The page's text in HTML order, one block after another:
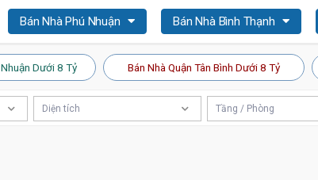
Bán Nhà Phú Nhuận Bán Nhà Bình Thạnh
Dưới 8 Tỷ Bán Nhà Quận Tân Bình Dưới 8 Tỷ
Diện tích Tầng / Phòng